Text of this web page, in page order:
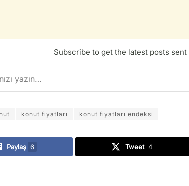
Subscribe to get the latest posts sent
konut fiyatları konut fiyatları endeksi
Paylaş 6 Tweet 4